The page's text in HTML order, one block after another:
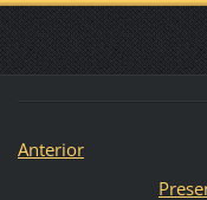
Anterior